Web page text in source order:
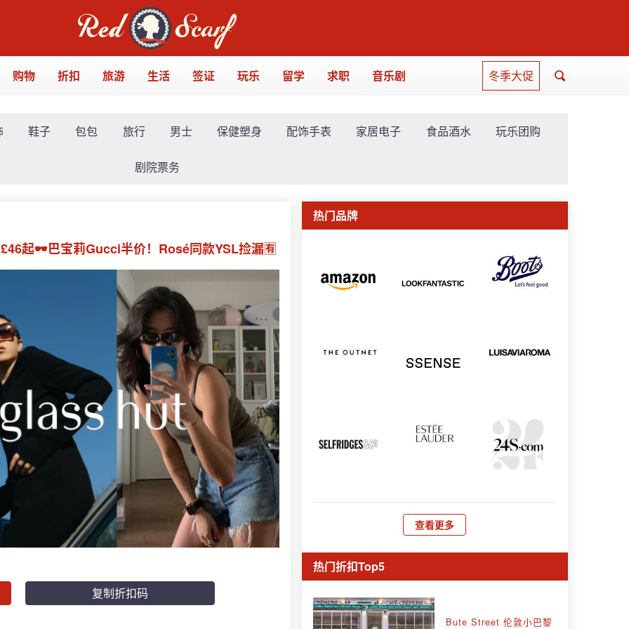
购物 折扣 旅游 生活 签证 玩乐 留学 求职 音乐剧 冬季大促
鞋子 包包 旅行 男士 保健塑身 配饰手表 家居电子 食品酒水 玩乐团购
剧院票务
起🕶️巴宝莉Gucci半价！Rosé同款YSL捡漏🈶
复制折扣码
热门品牌
查看更多
热门折扣Top5
Bute Street 伦敦小巴黎